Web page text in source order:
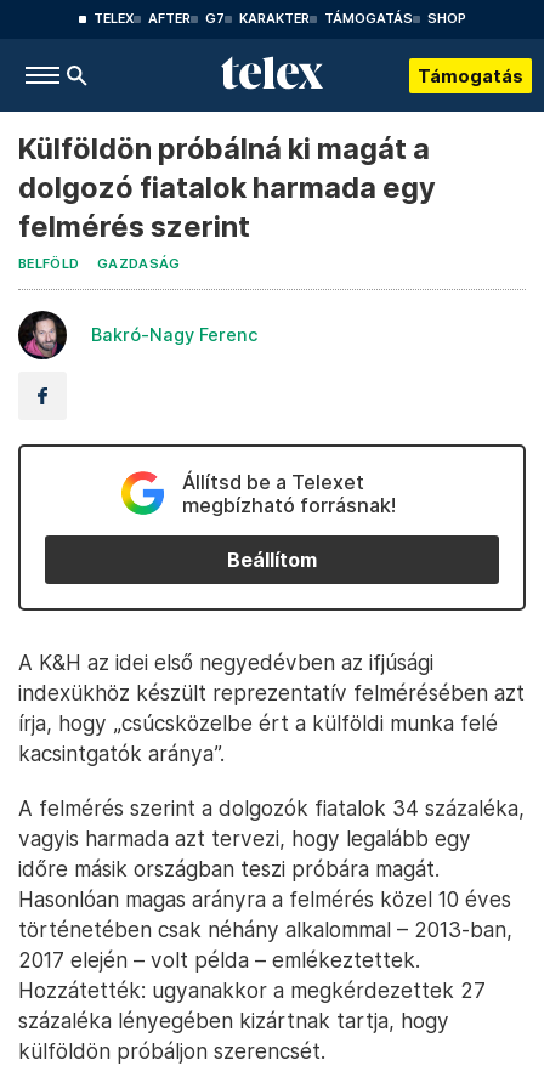
TELEX AFTER G7 KARAKTER TÁMOGATÁS SHOP
Támogatás
Külföldön próbálná ki magát a
dolgozó fiatalok harmada egy
felmérés szerint
BELFÖLD GAZDASÁG
Bakró-Nagy Ferenc
Állítsd be a Telexet
megbízható forrásnak!
Beállítom
A K&H az idei első negyedévben az ifjúsági
indexükhöz készült reprezentatív felmérésében azt
írja, hogy „csúcsközelbe ért a külföldi munka felé
kacsintgatók aránya”.
A felmérés szerint a dolgozók fiatalok 34 százaléka,
vagyis harmada azt tervezi, hogy legalább egy
időre másik országban teszi próbára magát.
Hasonlóan magas arányra a felmérés közel 10 éves
történetében csak néhány alkalommal – 2013-ban,
2017 elején – volt példa – emlékeztettek.
Hozzátették: ugyanakkor a megkérdezettek 27
százaléka lényegében kizártnak tartja, hogy
külföldön próbáljon szerencsét.